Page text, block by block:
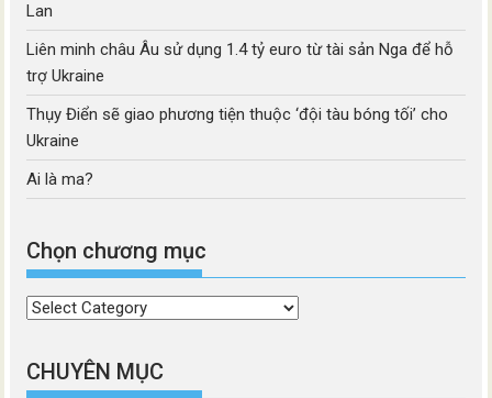
Lan
Liên minh châu Âu sử dụng 1.4 tỷ euro từ tài sản Nga để hỗ
trợ Ukraine
Thụy Điển sẽ giao phương tiện thuộc ‘đội tàu bóng tối’ cho
Ukraine
Ai là ma?
Chọn chương mục
Chọn
mục
CHUYÊN MỤC